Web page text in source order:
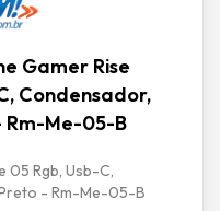
Gamer Rise
Condensador,
Rm-Me-05-B
05 Rgb, Usb-C,
- Rm-Me-05-B